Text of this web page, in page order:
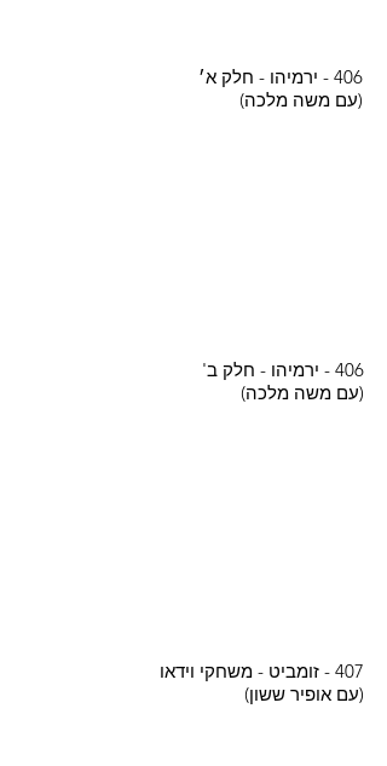
406 - ירמיהו - חלק א׳
(עם משה מלכה)
406 - ירמיהו - חלק ב'
(עם משה מלכה)
407 - זומביט - משחקי וידאו
(עם אופיר ששון)